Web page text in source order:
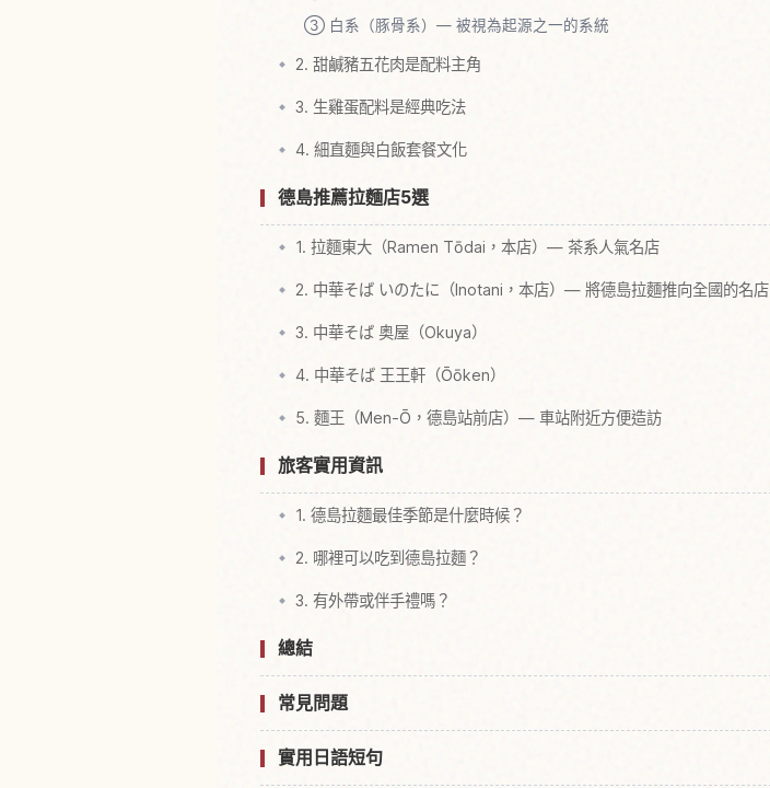
③ 白系（豚骨系）— 被視為起源之一的系統
2. 甜鹹豬五花肉是配料主角
3. 生雞蛋配料是經典吃法
4. 細直麵與白飯套餐文化
德島推薦拉麵店5選
1. 拉麵東大（Ramen Tōdai，本店）— 茶系人氣名店
2. 中華そば いのたに（Inotani，本店）— 將德島拉麵推向全國的名店
3. 中華そば 奥屋（Okuya）
4. 中華そば 王王軒（Ōōken）
5. 麵王（Men-Ō，德島站前店）— 車站附近方便造訪
旅客實用資訊
1. 德島拉麵最佳季節是什麼時候？
2. 哪裡可以吃到德島拉麵？
3. 有外帶或伴手禮嗎？
總結
常見問題
實用日語短句